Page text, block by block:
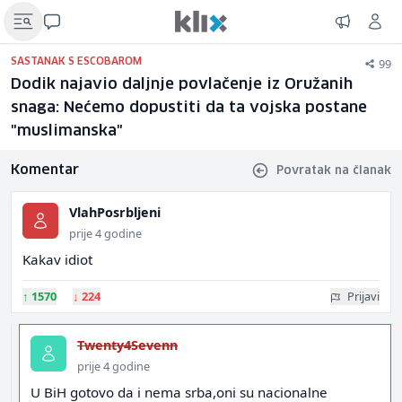
SASTANAK S ESCOBAROM 99
Dodik najavio daljnje povlačenje iz Oružanih
snaga: Nećemo dopustiti da ta vojska postane
"muslimanska"
Komentar Povratak na članak
VlahPosrbljeni
prije 4 godine
Kakav idiot
↑ 1570 ↓ 224 Prijavi
Twenty4Sevenn
prije 4 godine
U BiH gotovo da i nema srba,oni su nacionalne